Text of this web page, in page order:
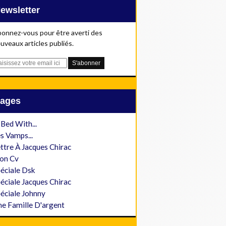
Newsletter
vous pour être averti des
articles publiés.
Pages
With...
Vamps...
À Jacques Chirac
Cv
Dsk
Jacques Chirac
Johnny
Famille D'argent